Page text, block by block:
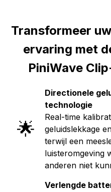
Transformeer
ervaring met
PiniWave
🌟
Directionele
technologie
Real-time
geluidslekkage
terwijl een
luisteromgeving
anderen niet
Verlengde